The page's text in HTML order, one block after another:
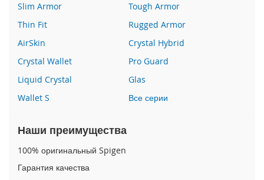
P
h
o
n
1
6
P
o
a
Slim Armor
Tough Armor
Thin Fit
Rugged Armor
AirSkin
Crystal Hybrid
Crystal Wallet
Pro Guard
Liquid Crystal
Glas
Wallet S
Все серии
Наши преимущества
100% оригинальный Spigen
Гарантия качества